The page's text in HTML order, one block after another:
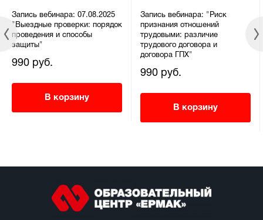
Запись вебинара: 07.08.2025
"Выездные проверки: порядок
проведения и способы
защиты"
990 руб.
В корзину
Запись вебинара: "Риск
признания отношений
трудовыми: различие
трудового договора и
договора ГПХ"
990 руб.
В корзину